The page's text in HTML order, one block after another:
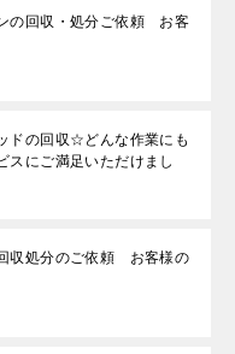
の回収・処分ご依頼 お客
ドの回収☆どんな作業にも
スにご満足いただけまし
収処分のご依頼 お客様の